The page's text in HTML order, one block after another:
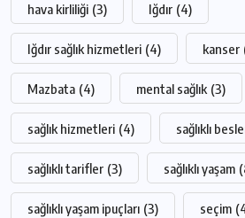
hava kirliliği (3) Iğdır (4)
Iğdır sağlık hizmetleri (4) kanser
Mazbata (4) mental sağlık (3)
sağlık hizmetleri (4) sağlıklı
sağlıklı tarifler (3) sağlıklı yaşam
sağlıklı yaşam ipuçları (3) seçim